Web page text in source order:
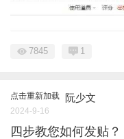
7845 1
点击重新加载 阮少文
2024-9-16
四步教您如何发贴？